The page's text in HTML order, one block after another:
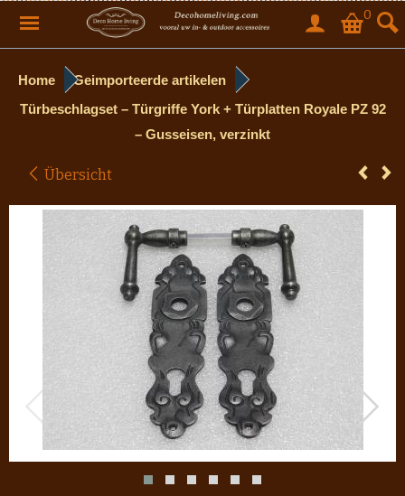
0
Home
Geimporteerde artikelen
Türbeschlagset – Türgriffe York + Türplatten Royale PZ 92
– Gusseisen, verzinkt
Übersicht